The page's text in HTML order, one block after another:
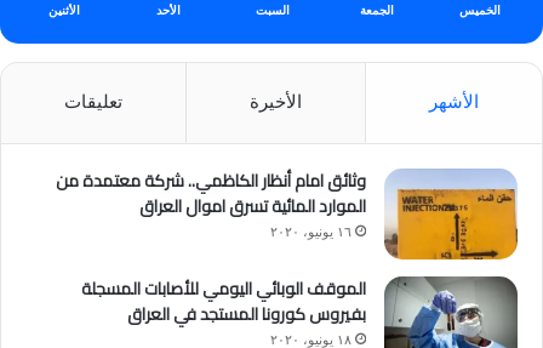
الخميس الجمعة السبت الأحد الأثنين
الأشهر الأخيرة تعليقات
وثائق امام أنظار الكاظمي.. شركة معتمدة من
الموارد المائية تسرق اموال العراق
١٦ يونيو، ٢٠٢٠
الموقف الوبائي اليومي للأصابات المسجلة
بفيروس كورونا المستجد في العراق
١٨ يونيو، ٢٠٢٠